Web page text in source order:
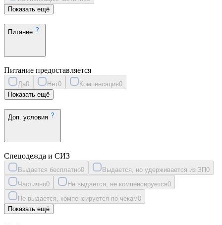
Показать ещё
Питание
Питание предоставляется
Да0 Нет0 Компенсация0
Показать ещё
Доп. условия
Спецодежда и СИЗ
Выдается бесплатно0 Выдается, но удерживается из ЗП0
Частично0 Не выдается, не компенсируется0
Не выдается, компенсируется по чекам0
Показать ещё